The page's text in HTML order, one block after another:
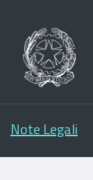
Note Legali